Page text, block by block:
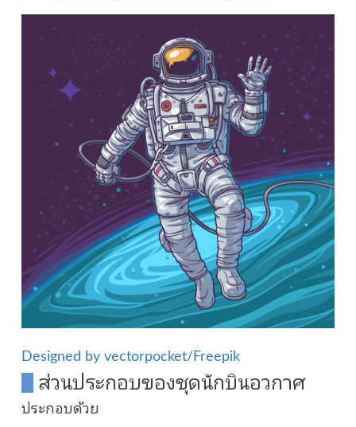
Designed by vectorpocket/Freepik
ส่วนประกอบของชุดนักบินอวกาศ
ประกอบด้วย